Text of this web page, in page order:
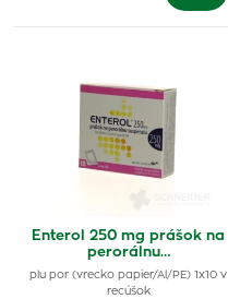
Enterol 250 mg prášok na
perorálnu…
plu por (vrecko papier/Al/PE) 1x10 v
recúšok